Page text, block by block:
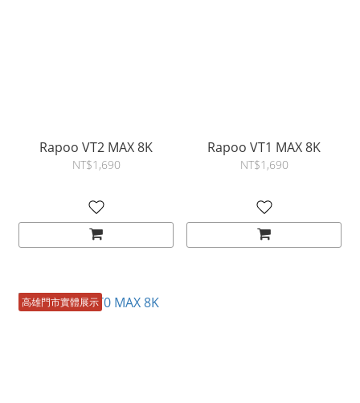
Rapoo VT2 MAX 8K
NT$1,690
Rapoo VT1 MAX 8K
NT$1,690
高雄門市實體展示